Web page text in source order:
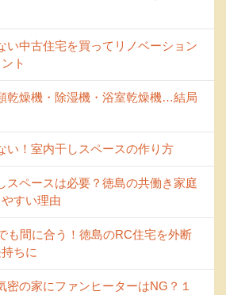
い中古住宅を買ってリノベーション
ト
乾燥機・除湿機・浴室乾燥機…結局
い！室内干しスペースの作り方
スペースは必要？徳島の共働き家庭
すい理由
も間に合う！徳島のRC住宅を外断
ちに
密の家にファンヒーターはNG？１